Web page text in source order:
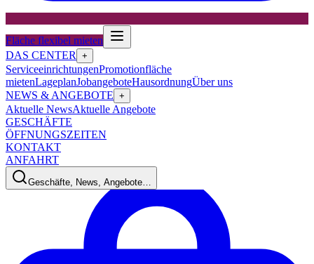
Fläche flexibel mieten
DAS CENTER
+
ServiceeinrichtungenPromotionfläche
mietenLageplanJobangeboteHausordnungÜber uns
NEWS & ANGEBOTE +
Aktuelle NewsAktuelle Angebote
GESCHÄFTE
ÖFFNUNGSZEITEN
KONTAKT
ANFAHRT
Geschäfte, News, Angebote…